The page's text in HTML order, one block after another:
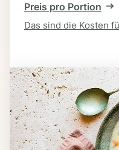
Preis pro Portion
Das sind die Kosten